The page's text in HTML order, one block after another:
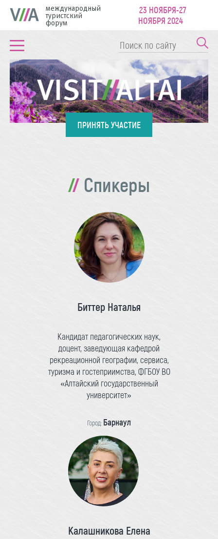
международный
туристский
форум
23 НОЯБРЯ-27
НОЯБРЯ 2024
ПРИНЯТЬ УЧАСТИЕ
Спикеры
Биттер Наталья
Кандидат педагогических наук,
доцент, заведующая кафедрой
рекреационной географии, сервиса,
туризма и гостеприимства, ФГБОУ ВО
«Алтайский государственный
университет»
Город: Барнаул
Калашникова Елена